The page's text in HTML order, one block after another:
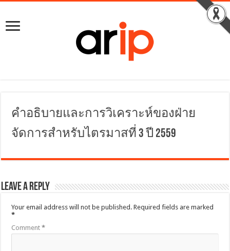
คำอธิบายและการวิเคราะห์ของฝ่าย
จัดการสำหรับไตรมาสที่ 3 ปี 2559
Leave a Reply
Your email address will not be published. Required fields are marked
*
Comment*